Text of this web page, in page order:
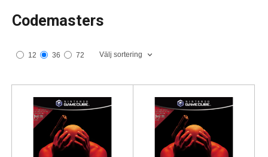
Codemasters
12 36 72 Välj sortering